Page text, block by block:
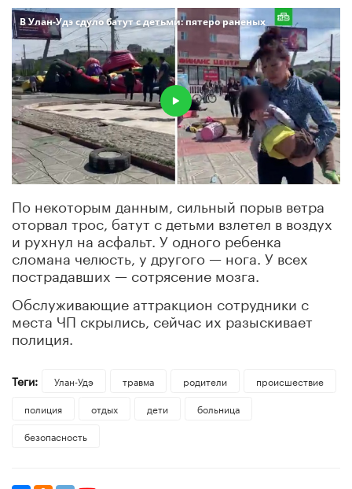
По некоторым данным, сильный порыв ветра
оторвал трос, батут с детьми взлетел в воздух
и рухнул на асфальт. У одного ребенка
сломана челюсть, у другого — нога. У всех
пострадавших — сотрясение мозга.
Обслуживающие аттракцион сотрудники с
места ЧП скрылись, сейчас их разыскивает
полиция.
Теги: Улан-Удэ травма родители
происшествие
полиция
отдых дети
больница
безопасность